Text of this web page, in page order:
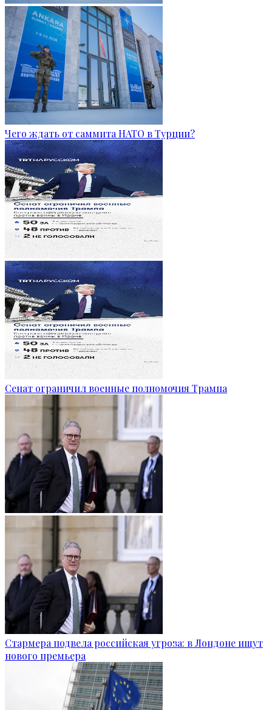
Чего ждать от саммита НАТО в Турции?
Сенат ограничил военные полномочия Трампа
Стармера подвела российская угроза: в Лондоне ищут
нового премьера